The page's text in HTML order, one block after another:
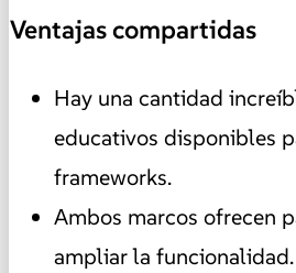
Ventajas compartidas
Hay una cantidad
educativos disponibles
frameworks.
Ambos marcos ofrecen
ampliar la